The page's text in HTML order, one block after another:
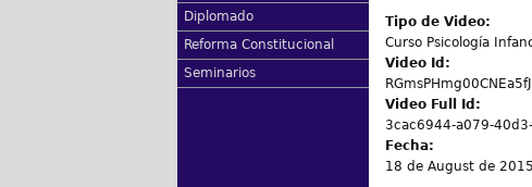
Diplomado
Reforma Constitucional
Seminarios
Tipo de Video:
Curso Psicología
Video Id:
Video Full Id:
3cac6944-a079-
Fecha:
18 de August de 2015